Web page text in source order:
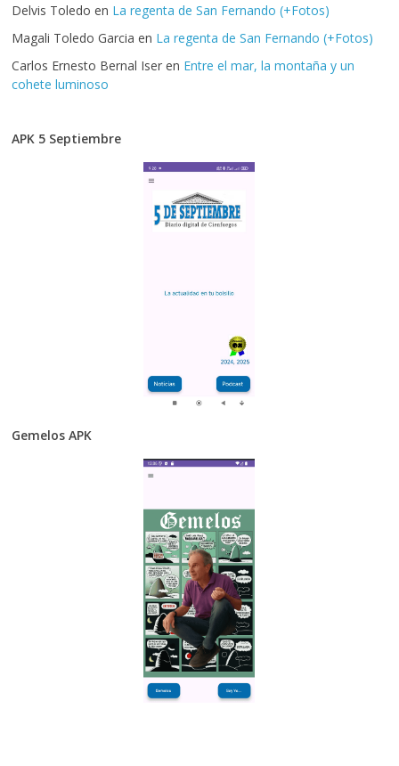
Delvis Toledo en La regenta de San Fernando (+Fotos)
Magali Toledo Garcia en La regenta de San Fernando (+Fotos)
Carlos Ernesto Bernal Iser en Entre el mar, la montaña y un
cohete luminoso
APK 5 Septiembre
Gemelos APK